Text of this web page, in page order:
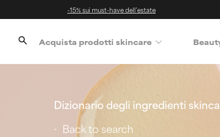
-15% sui must-have dell’estate
Acquista prodotti skincare
Dizionario degli ingredienti
Back to search